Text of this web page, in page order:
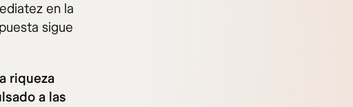
en la
sigue
riqueza
a las